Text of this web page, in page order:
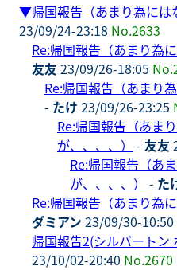
▼帰国報告（あまり為には
23/09/24-23:18 No.2633
Re:帰国報告（あまり為
友友 23/09/26-18:05
Re:帰国報告（あまり
- たけ 23/09/26-23:25
Re:帰国報告（あま
が、、、、）
- 友友
Re:帰国報告（あ
が、、、、）
- た
Re:帰国報告（あまり為
ダミアン 23/09/30-10:50
帰国報告2(シルバートン
23/10/02-20:40 No.2670